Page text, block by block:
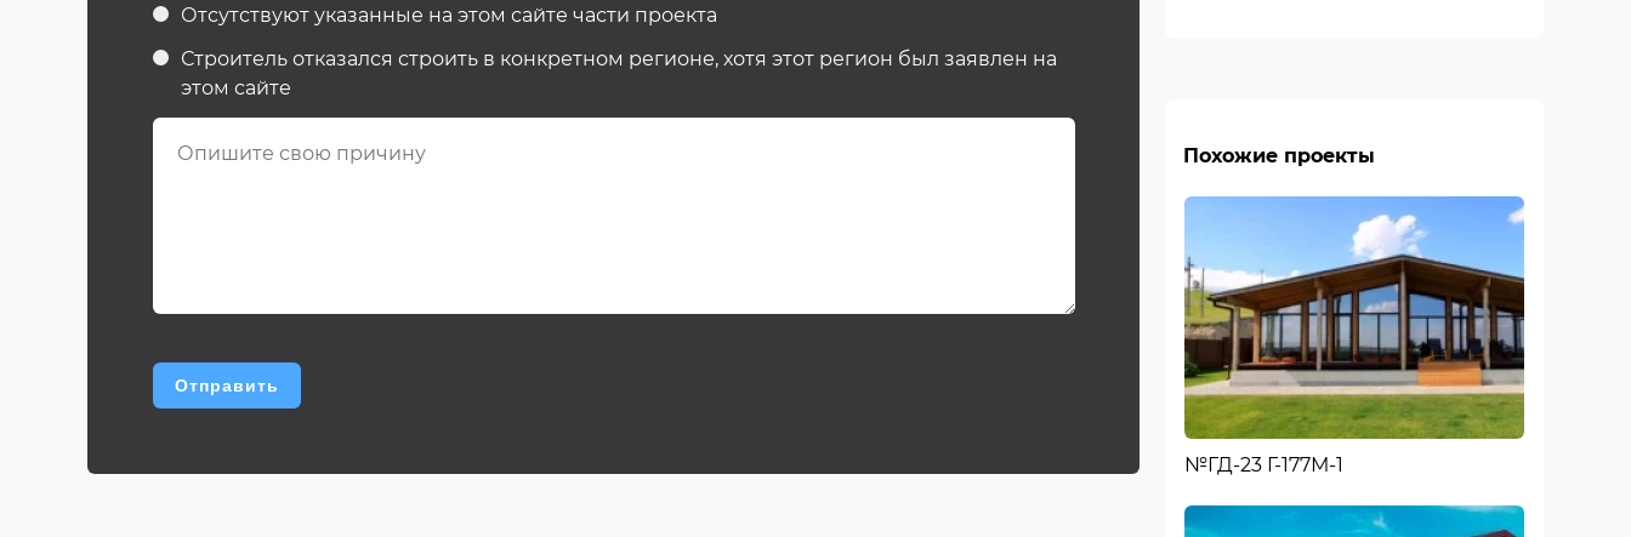
Отсутствуют указанные на этом сайте части проекта
Строитель отказался строить в конкретном регионе, хотя этот регион был заявлен на
этом сайте
Похожие проекты
№ГД-23 Г-177М-1